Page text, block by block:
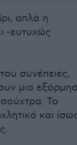
απλά η
-ευτυχώς
συνέπειες,
μια
Το
και